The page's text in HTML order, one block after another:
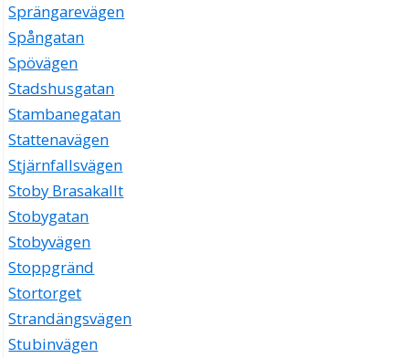
Sprängarevägen
Spångatan
Spövägen
Stadshusgatan
Stambanegatan
Stattenavägen
Stjärnfallsvägen
Stoby Brasakallt
Stobygatan
Stobyvägen
Stoppgränd
Stortorget
Strandängsvägen
Stubinvägen